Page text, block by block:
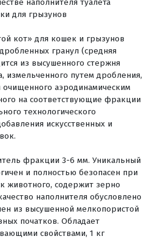
для грызунов
кот» для кошек и грызунов
гранул (средняя
из высушенного стержня
измельченного путем дробления,
очищенного аэродинамическим
на соответствующие фракции
технологического
искусственных и
фракции 3-6 мм. Уникальный
и полностью безопасен при
животного, содержит зерно
наполнителя обусловлено
из высушенной мелкопористой
початков. Обладает
свойствами, 1 кг